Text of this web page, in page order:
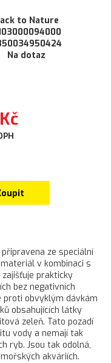
to Nature
Na dotaz
připravena ze speciální
v kombinaci s
prakticky
bez negativních
proti obvyklým dávkám
obsahujících látky
zeleň. Tato pozadí
vody a nemají tak
ryb. Jsou tak odolná,
akváriích.